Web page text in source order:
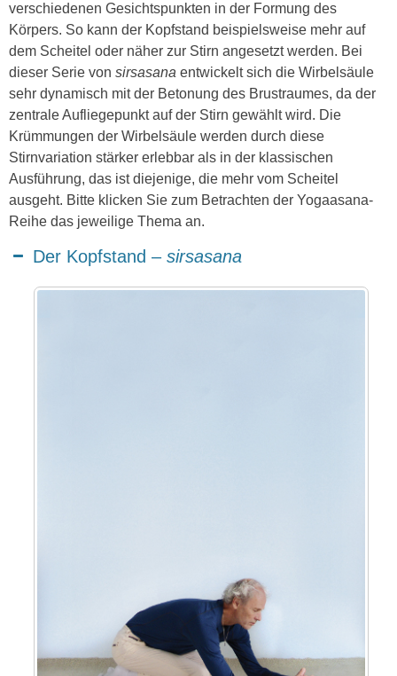
verschiedenen Gesichtspunkten in der Formung des
Körpers. So kann der Kopfstand beispielsweise mehr auf
dem Scheitel oder näher zur Stirn angesetzt werden. Bei
dieser Serie von sirsasana entwickelt sich die Wirbelsäule
sehr dynamisch mit der Betonung des Brustraumes, da der
zentrale Aufliegepunkt auf der Stirn gewählt wird. Die
Krümmungen der Wirbelsäule werden durch diese
Stirnvariation stärker erlebbar als in der klassischen
Ausführung, das ist diejenige, die mehr vom Scheitel
ausgeht. Bitte klicken Sie zum Betrachten der Yogaasana-
Reihe das jeweilige Thema an.
Der Kopfstand – sirsasana